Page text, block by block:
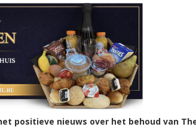
positieve nieuws over het behoud van